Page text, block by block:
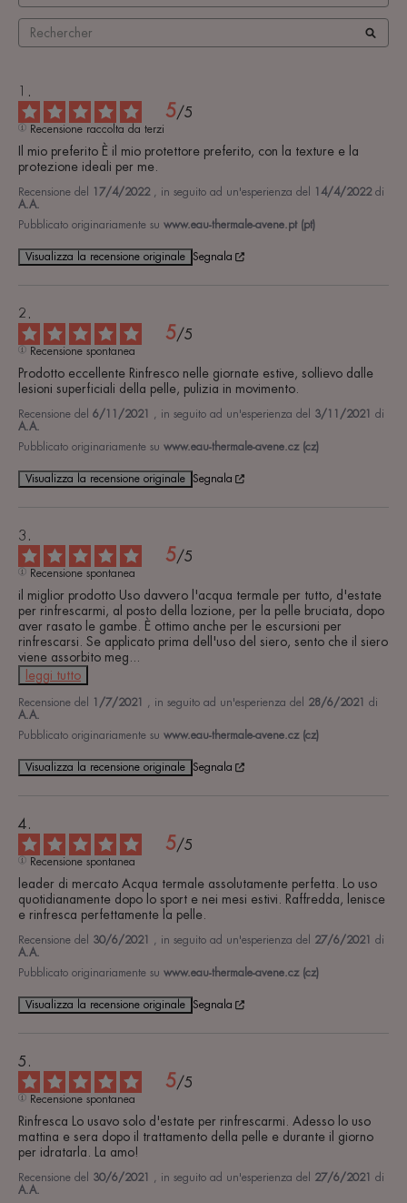
5/5
Recensione raccolta da terzi
Il mio preferito È il mio protettore preferito, con la texture e la
protezione ideali per me.
Recensione del 17/4/2022 , in seguito ad un'esperienza del 14/4/2022 di
A.A.
Pubblicato originariamente su www.eau-thermale-avene.pt (pt)
Visualizza la recensione originale Segnala
5/5
Recensione spontanea
Prodotto eccellente Rinfresco nelle giornate estive, sollievo dalle
lesioni superficiali della pelle, pulizia in movimento.
Recensione del 6/11/2021 , in seguito ad un'esperienza del 3/11/2021
di
A.A.
Pubblicato originariamente su www.eau-thermale-avene.cz (cz)
Visualizza la recensione originale Segnala
5/5
Recensione spontanea
il miglior prodotto Uso davvero l'acqua termale per tutto, d'estate
per rinfrescarmi, al posto della lozione, per la pelle bruciata, dopo
aver rasato le gambe. È ottimo anche per le escursioni per
rinfrescarsi. Se applicato prima dell'uso del siero, sento che il siero
viene assorbito meg
leggi tutto
Recensione del 1/7/2021 , in seguito ad un'esperienza del 28/6/2021
di
A.A.
Pubblicato originariamente su www.eau-thermale-avene.cz (cz)
Visualizza la recensione originale Segnala
5/5
Recensione spontanea
leader di mercato Acqua termale assolutamente perfetta. Lo uso
quotidianamente dopo lo sport e nei mesi estivi. Raffredda, lenisce
e rinfresca perfettamente la pelle.
Recensione del 30/6/2021 , in seguito ad un'esperienza del 27/6/2021
di
A.A.
Pubblicato originariamente su www.eau-thermale-avene.cz (cz)
Visualizza la recensione originale Segnala
5/5
Recensione spontanea
Rinfresca Lo usavo solo d'estate per rinfrescarmi. Adesso lo uso
mattina e sera dopo il trattamento della pelle e durante il giorno
per idratarla. La amo!
Recensione del 30/6/2021 , in seguito ad un'esperienza del 27/6/2021
di
A.A.